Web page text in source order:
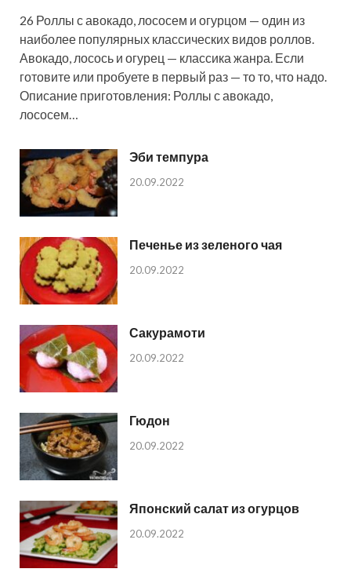
26 Роллы с авокадо, лососем и огурцом — один из
наиболее популярных классических видов роллов.
Авокадо, лосось и огурец — классика жанра. Если
готовите или пробуете в первый раз — то то, что надо.
Описание приготовления: Роллы с авокадо,
лососем…
Эби темпура
20.09.2022
Печенье из зеленого чая
20.09.2022
Сакурамоти
20.09.2022
Гюдон
20.09.2022
Японский салат из огурцов
20.09.2022